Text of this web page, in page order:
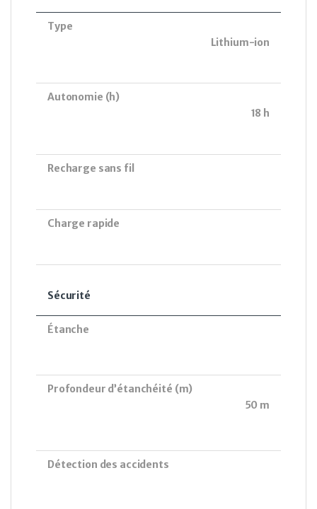
Type
Lithium-ion
Autonomie (h)
18 h
Recharge sans fil
Charge rapide
Sécurité
Étanche
Profondeur d’étanchéité (m)
50 m
Détection des accidents